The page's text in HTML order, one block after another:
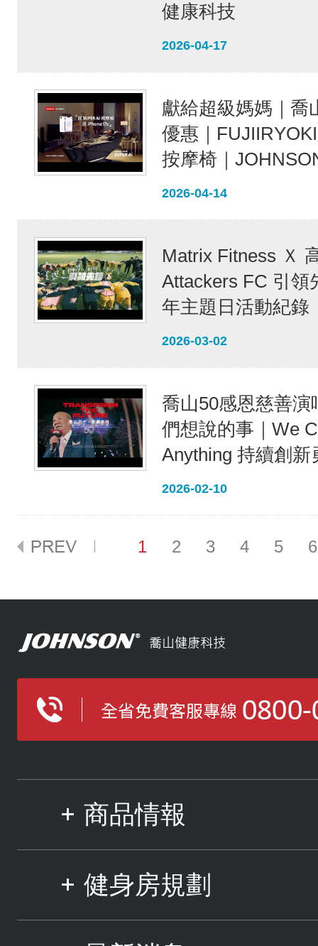
健康科技
2026-04-17
獻給超級媽媽｜喬
優惠｜
按摩椅｜
2026-04-14
Matrix Fitness Ｘ
Attackers FC 引領
年主題日活動紀錄
2026-03-02
喬山50感恩慈善演
們想說的事｜We
Anything 持續創新
2026-02-10
1 2 3 4 5 6
商品情報
健身房規劃